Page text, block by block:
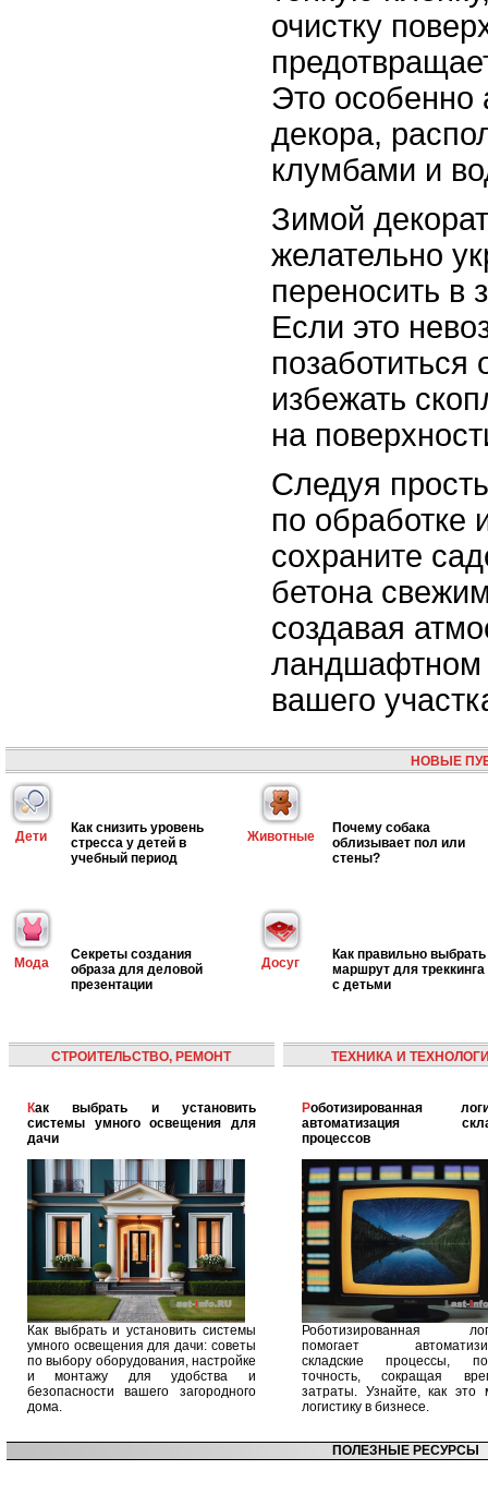
очистку
Это особенно
декора,
клумбами и
Зимой
желательно
переносить в
Если это
позаботиться
избежать
на
Следуя
по обработке
сохраните
бетона
создавая
вашего
НОВЫЕ
Дети
Как снизить уровень
стресса у детей в
учебный период
Животные
Почему собака
облизывает пол или
стены?
Мода
Секреты создания
образа для деловой
презентации
Досуг
Как правильно выбрать
маршрут для треккинга
с детьми
СТРОИТЕЛЬСТВО, РЕМОНТ
Как выбрать и установить
системы умного освещения для
дачи
Как выбрать и установить системы
умного освещения для дачи: советы
по выбору оборудования, настройке
и монтажу для удобства и
безопасности вашего загородного
дома.
ТЕХНИКА И
Роботизированная логистика:
автоматизация
процессов
Роботизированная
помогает
складские процессы,
точность, сокращая
затраты. Узнайте, как это
логистику в бизнесе.
ПОЛЕЗНЫЕ РЕСУРСЫ